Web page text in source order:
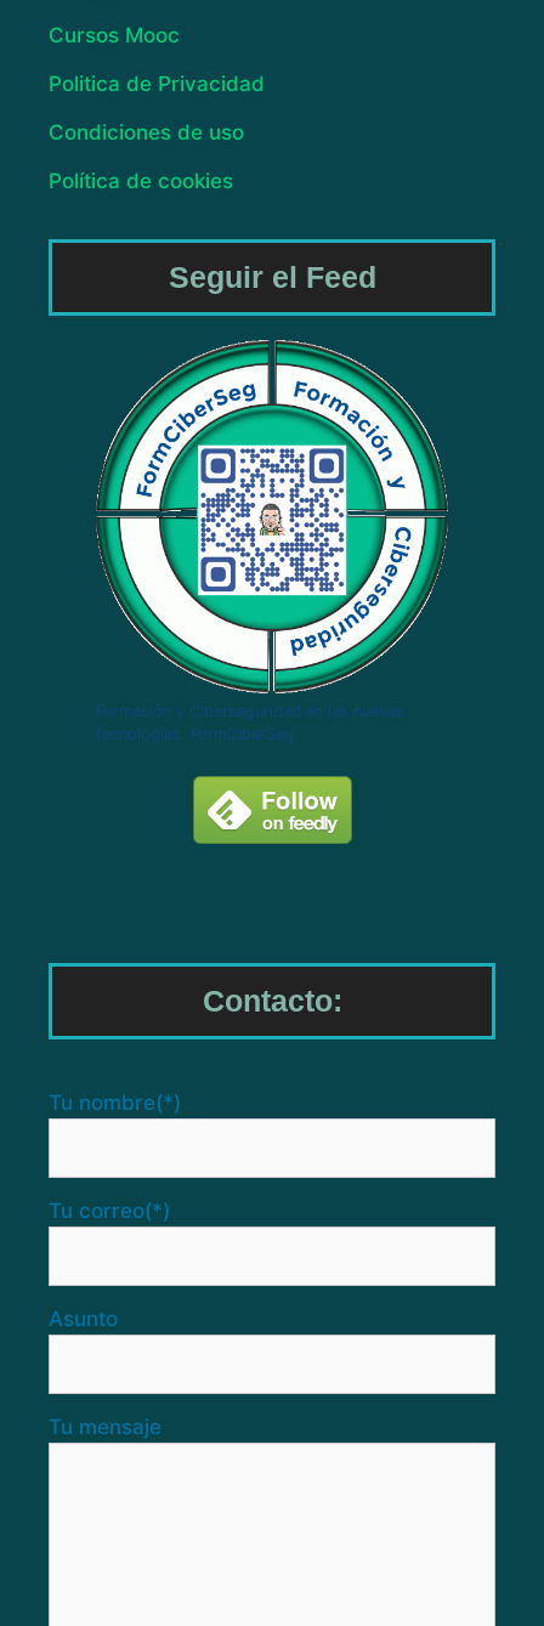
Cursos Mooc
Politica de Privacidad
Condiciones de uso
Política de cookies
Seguir el Feed
Formación y Ciberseguridad en las nuevas
tecnologías. FormCiberSeg
Contacto:
Tu nombre(*)
Tu correo(*)
Asunto
Tu mensaje